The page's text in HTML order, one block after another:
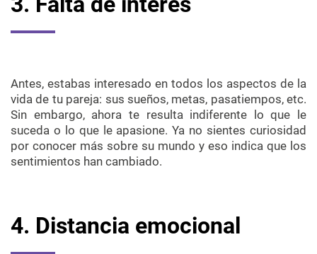
Antes, estabas interesado en todos los aspectos de la
vida de tu pareja: sus sueños, metas, pasatiempos, etc.
Sin embargo, ahora te resulta indiferente lo que le
suceda o lo que le apasione. Ya no sientes curiosidad
por conocer más sobre su mundo y eso indica que los
sentimientos han cambiado.
4. Distancia emocional